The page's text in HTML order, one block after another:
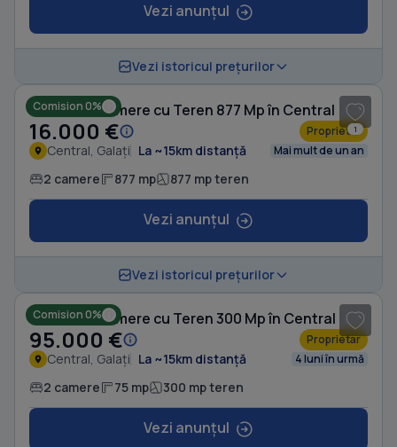
Vezi anunțul
Vezi istoricul prețurilor
1
Comision 0%
Casă cu 2 camere cu Teren 877 Mp în Central
16.000 € Proprietar
Central, Galați La ~15km distanță Mai mult de un an
2 camere 877 mp 877 mp teren
Vezi anunțul
Vezi istoricul prețurilor
Comision 0%
Casă cu 2 camere cu Teren 300 Mp în Central
95.000 € Proprietar
Central, Galați La ~15km distanță 4 luni în urmă
2 camere 75 mp 300 mp teren
Vezi anunțul